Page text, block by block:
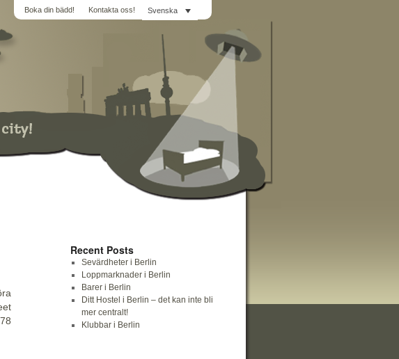
Boka din bädd! Kontakta oss! Svenska
Recent Posts
Sevärdheter i Berlin
Loppmarknader i Berlin
Barer i Berlin
Ditt Hostel i Berlin – det kan inte bli
mer centralt!
Klubbar i Berlin